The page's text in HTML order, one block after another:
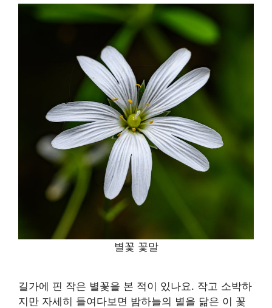
별꽃 꽃말
길가에 핀 작은 별꽃을 본 적이 있나요. 작고 소박하
지만 자세히 들여다보면 밤하늘의 별을 닮은 이 꽃